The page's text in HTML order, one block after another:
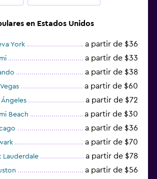
en Estados Unidos
York a partir de $36
a partir de $33
a partir de $38
a partir de $60
a partir de $72
Beach a partir de $30
a partir de $36
a partir de $70
Lauderdale a partir de $78
a partir de $56